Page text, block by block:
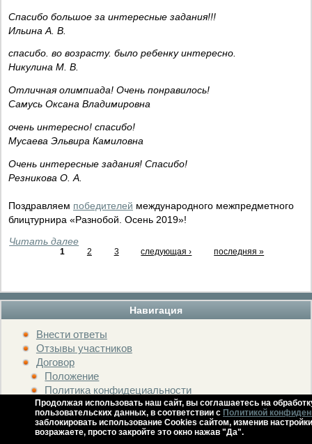
Навигация
Внести ответы
Отзывы участников
Договор
Положение
Политика конфидециальности
Владельцам сайтов
Видео
Наградные материалы
Спасибо большое за интересные задания!!!
Ильина А. В.
спасибо. во возрасту. было ребенку интересно.
Никулина М. В.
Отличная олимпиада! Очень понравилось!
Самусь Оксана Владимировна
очень интересно! спасибо!
Мусаева Эльвира Камиловна
Очень интересные задания! Спасибо!
Резникова О. А.
Поздравляем победителей международного межпредметного
блицтурнира «Разнобой. Осень 2019»!
Читать далее
1 2 3 следующая › последняя »
Продолжая использовать наш сайт, вы соглашаетесь на
пользовательских данных, в соответствии с Политикой
заблокировать использование Cookies сайтом, изменив
возражаете, просто закройте это окно нажав "Да".